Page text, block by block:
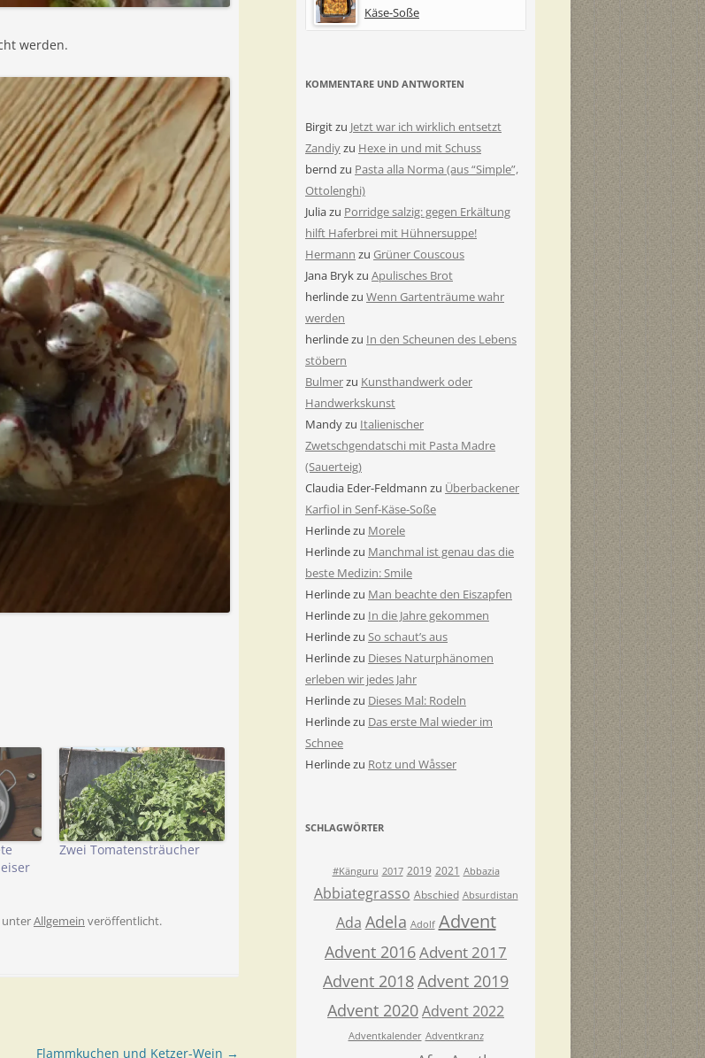
werden.
Zwei Tomatensträucher
unterAllgemein veröffentlicht.
Flammkuchen und Ketzer-Wein →
Käse-Soße
KOMMENTARE UND ANTWORTEN
Birgitzu Jetzt war ich wirklich entsetzt
Zandiyzu Hexe in und mit Schuss
bernd zu Pasta alla Norma (aus “Simple”,
Ottolenghi)
Juliazu Porridge salzig: gegen Erkältung
hilft Haferbrei mit Hühnersuppe!
Hermann zu Grüner Couscous
Jana Brykzu Apulisches Brot
herlindezu Wenn Gartenträume wahr
werden
herlindezu In den Scheunen des Lebens
stöbern
Bulmerzu Kunsthandwerk oder
Handwerkskunst
Mandyzu Italienischer
Zwetschgendatschi mit Pasta Madre
(Sauerteig)
Claudia Eder-Feldmann zu Überbackener
Karfiol in Senf-Käse-Soße
Herlindezu Morele
Herlindezu Manchmal ist genau das die
beste Medizin: Smile
Herlindezu Man beachte den Eiszapfen
Herlindezu In die Jahre gekommen
Herlindezu So schaut’s aus
Herlindezu Dieses Naturphänomen
erleben wir jedes Jahr
Herlindezu Dieses Mal: Rodeln
Herlindezu Das erste Mal wieder im
Schnee
Herlindezu Rotz und Wåsser
SCHLAGWÖRTER
#Känguru 2017 2019 2021 Abbazia
Abbiategrasso Abschied Absurdistan
Ada Adela Adolf Advent
Advent 2016Advent 2017
Advent 2018Advent 2019
Advent 2020Advent 2022
Adventkalender Adventkranz